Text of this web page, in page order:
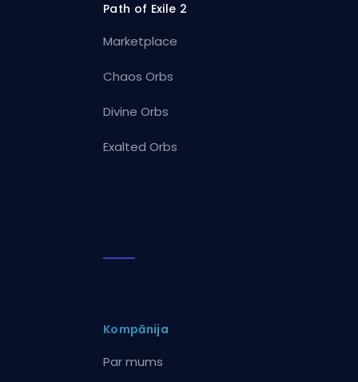
Path of Exile 2
Marketplace
Chaos Orbs
Divine Orbs
Exalted Orbs
Kompānija
Par mums